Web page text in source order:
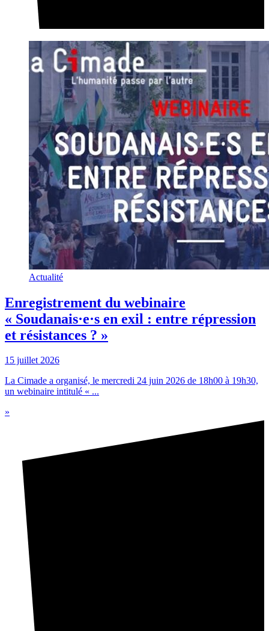
Actualité
Enregistrement du webinaire
« Soudanais·e·s en exil : entre répression
et résistances ? »
15 juillet 2026
La Cimade a organisé, le mercredi 24 juin 2026 de 18h00 à 19h30,
un webinaire intitulé « ...
»